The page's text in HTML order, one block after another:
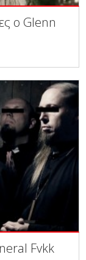
ο Glenn
Fvkk